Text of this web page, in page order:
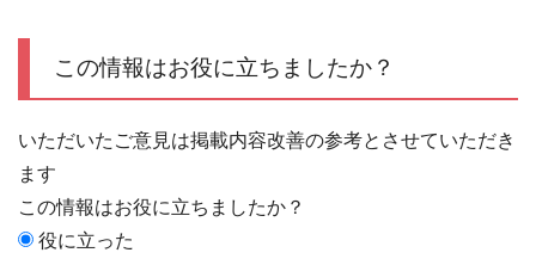
この情報はお役に立ちましたか？
いただいたご意見は掲載内容改善の参考とさせていただき
ます
この情報はお役に立ちましたか？
役に立った